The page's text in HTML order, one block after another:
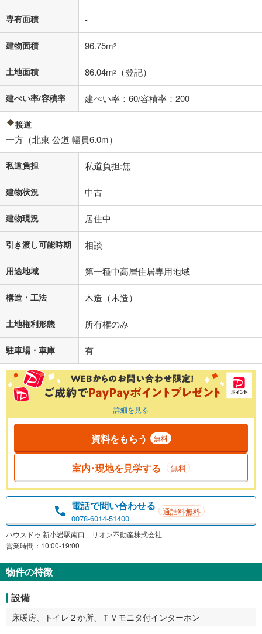
不動産会社に購入相談をする
専有面積 -
建物面積 96.75m2
土地面積 86.04m2 （登記）
建ぺい率/容積率 建ぺい率：60/容積率：200
接道
一方（北東 公道 幅員6.0m）
私道負担 私道負担:無
建物状況 中古
建物現況 居住中
引き渡し可能時期 相談
用途地域 第一種中高層住居専用地域
構造・工法 木造（木造）
土地権利形態 所有権のみ
駐車場・車庫 有
詳細を見る
資料をもらう 無料
室内･現地を見学する 無料
電話で問い合わせる
0078-6014-51400
通話料無料
ハウスドゥ 新小岩駅南口 リオン不動産株式会社
営業時間：10:00-19:00
物件の特徴
設備
床暖房、トイレ２か所、ＴＶモニタ付インターホン